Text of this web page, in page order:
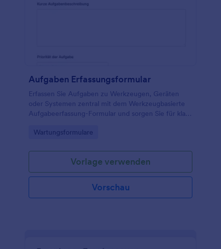
Aufgaben Erfassungsformular
Erfassen Sie Aufgaben zu Werkzeugen, Geräten
oder Systemen zentral mit dem Werkzeugbasierte
Aufgabeerfassung-Formular und sorgen Sie für klare
Datenerfassung in Teams und Abteilungen.
Go to Category:
Wartungsformulare
Vorlage verwenden
Vorschau